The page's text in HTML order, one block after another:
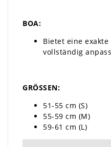
BOA:
Bietet eine
vollständig
GRÖSSEN:
51-55 cm (S)
55-59 cm (M)
59-61 cm (L)